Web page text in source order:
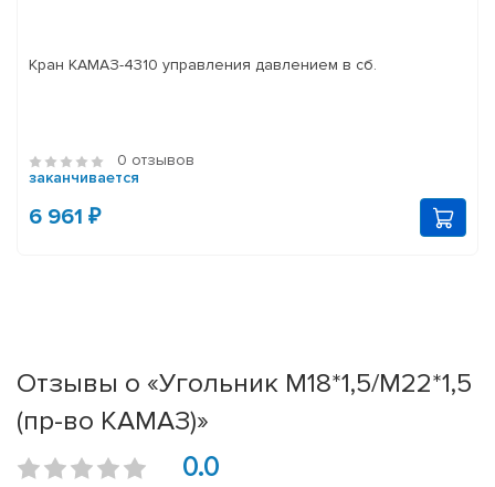
Кран КАМАЗ-4310 управления давлением в сб.
0 отзывов
заканчивается
6 961 ₽
Отзывы о «Угольник М18*1,5/М22*1,5
(пр-во КАМАЗ)»
0.0